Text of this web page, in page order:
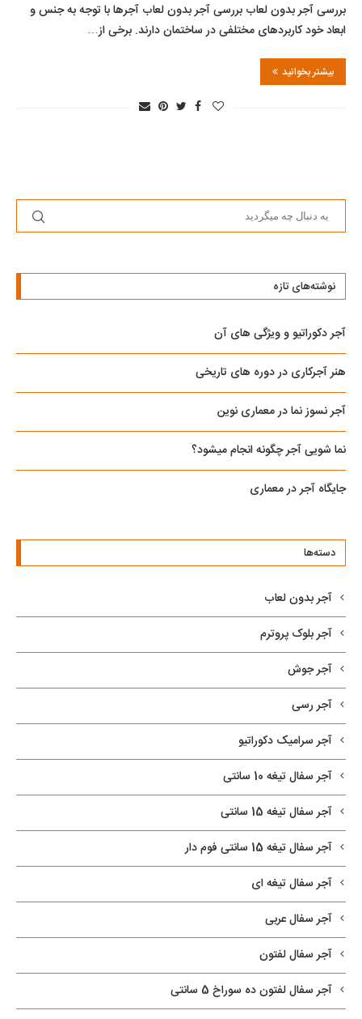
بررسی آجر بدون لعاب بررسی آجر بدون لعاب آجرها با توجه به جنس و
ابعاد خود کاربردهای مختلفی در ساختمان دارند. برخی از…
بیشتر بخوانید
نوشته‌های تازه
آجر دکوراتیو و ویژگی های آن
هنر آجرکاری در دوره های تاریخی
آجر نسوز نما در معماری نوین
نما شویی آجر چگونه انجام میشود؟
جایگاه آجر در معماری
دسته‌ها
آجر بدون لعاب
آجر بلوک پروترم
آجر جوش
آجر رسی
آجر سرامیک دکوراتیو
آجر سفال تیغه 10 سانتی
آجر سفال تیغه 15 سانتی
آجر سفال تیغه 15 سانتی فوم دار
آجر سفال تیغه ای
آجر سفال عربی
آجر سفال لفتون
آجر سفال لفتون ده سوراخ 5 سانتی